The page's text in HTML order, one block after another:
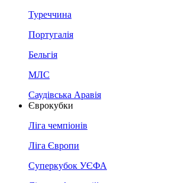
Туреччина
Португалія
Бельгія
МЛС
Саудівська Аравія
Єврокубки
Ліга чемпіонів
Ліга Європи
Суперкубок УЄФА